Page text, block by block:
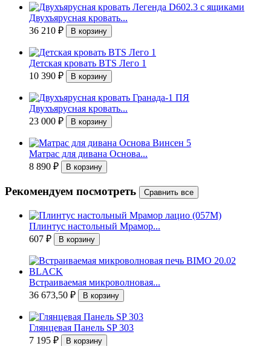
Двухъярусная кровать...
36 210 ₽
Детская кровать BTS Лего 1
10 390 ₽
Двухъярусная кровать...
23 000 ₽
Матрас для дивана Основа...
8 890 ₽
Рекомендуем посмотреть
Плинтус настольный Мрамор...
607 ₽
Встраиваемая микроволновая...
36 673,50 ₽
Глянцевая Панель SP 303
7 195 ₽